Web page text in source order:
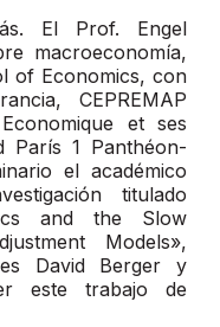
El Prof. Engel
macroeconomía,
of Economics, con
CEPREMAP
et ses
París 1 Panthéon-
el académico
titulado
and the Slow
Models»,
David Berger y
este trabajo de